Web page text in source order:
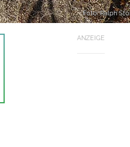
Foto: Ralph
ANZEIGE